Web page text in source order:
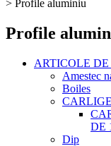
> Profile aluminiu
Profile
ARTICOLE DE
Amestec
Boiles
DE
Dip